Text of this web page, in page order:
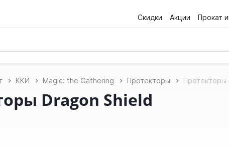
Скидки Акции Прокат
ККИ Magic: the Gathering Протекторы Протекторы
Dragon Shield